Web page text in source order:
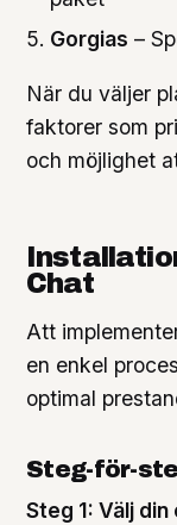
Gorgias –
När du väljer
faktorer som
och möjlighet
Chat
Att
en enkel
optimal
Steg-för-
Steg 1: Välj